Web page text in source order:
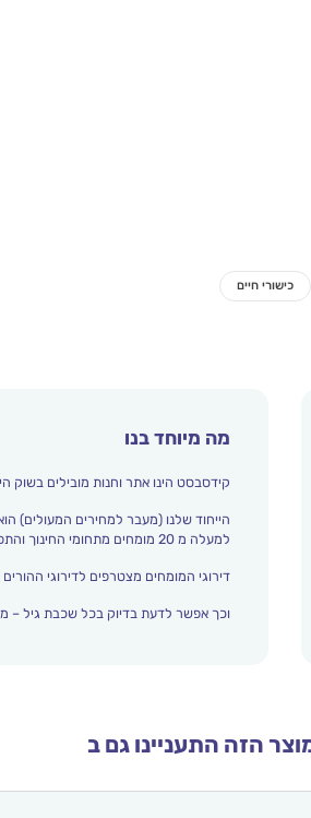
מה מיוחד בנו
קידסבסט הינו אתר וחנות מובילים בשוק
הייחוד שלנו (מעבר למחירים המעולים)
למעלה מ 20 מומחים מתחומי החינוך והתפתחות הילד מדרגים אצלנו כל הזמן את עולם הילדים.
דירוגי המומחים מצטרפים לדירוגי ההורים
וכך אפשר לדעת בדיוק בכל שכבת גיל –
הזה התעניינו גם ב